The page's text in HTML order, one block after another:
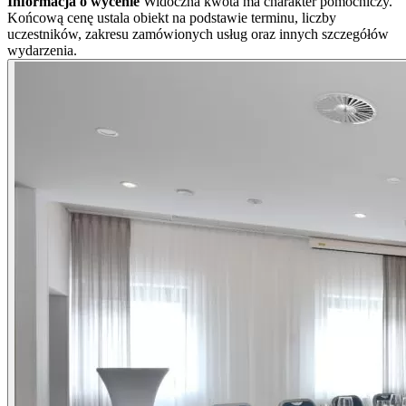
Końcową cenę ustala obiekt na podstawie terminu, liczby
uczestników, zakresu zamówionych usług oraz innych szczegółów
wydarzenia.